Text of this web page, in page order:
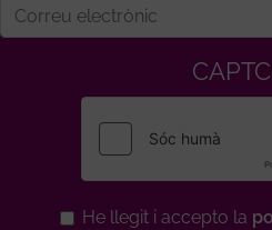
He llegit i accepto la